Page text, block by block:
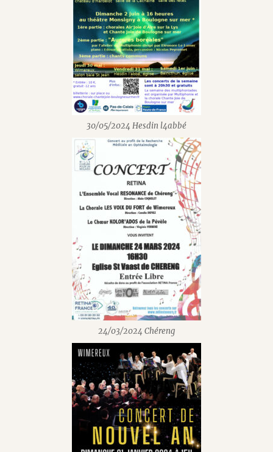
30/05/2024 Hesdin l4abbé
24/03/2024 Chéreng